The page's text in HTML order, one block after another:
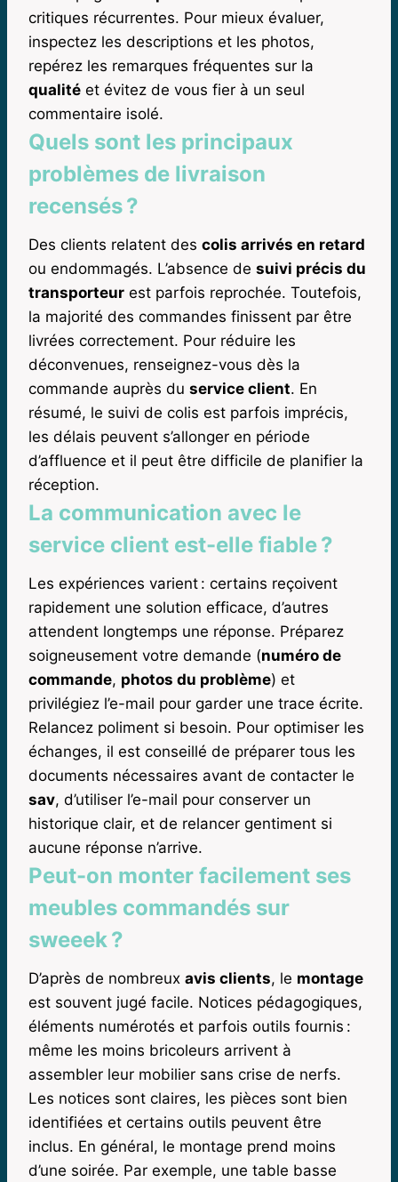
critiques récurrentes. Pour mieux évaluer,
inspectez les descriptions et les photos,
repérez les remarques fréquentes sur la
qualité et évitez de vous fier à un seul
commentaire isolé.
Quels sont les principaux
problèmes de livraison
recensés ?
Des clients relatent des colis arrivés en retard
ou endommagés. L’absence de suivi précis du
transporteur est parfois reprochée. Toutefois,
la majorité des commandes finissent par être
livrées correctement. Pour réduire les
déconvenues, renseignez-vous dès la
commande auprès du service client. En
résumé, le suivi de colis est parfois imprécis,
les délais peuvent s’allonger en période
d’affluence et il peut être difficile de planifier la
réception.
La communication avec le
service client est-elle fiable ?
Les expériences varient : certains reçoivent
rapidement une solution efficace, d’autres
attendent longtemps une réponse. Préparez
soigneusement votre demande (numéro de
commande, photos du problème) et
privilégiez l’e-mail pour garder une trace écrite.
Relancez poliment si besoin. Pour optimiser les
échanges, il est conseillé de préparer tous les
documents nécessaires avant de contacter le
sav, d’utiliser l’e-mail pour conserver un
historique clair, et de relancer gentiment si
aucune réponse n’arrive.
Peut-on monter facilement ses
meubles commandés sur
sweeek ?
D’après de nombreux avis clients, le montage
est souvent jugé facile. Notices pédagogiques,
éléments numérotés et parfois outils fournis :
même les moins bricoleurs arrivent à
assembler leur mobilier sans crise de nerfs.
Les notices sont claires, les pièces sont bien
identifiées et certains outils peuvent être
inclus. En général, le montage prend moins
d’une soirée. Par exemple, une table basse